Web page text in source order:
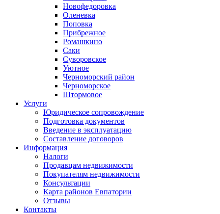
Новофедоровка
Оленевка
Поповка
Прибрежное
Ромашкино
Саки
Суворовское
Уютное
Черноморский район
Черноморское
Штормовое
Услуги
Юридическое сопровождение
Подготовка документов
Введение в эксплуатацию
Составление договоров
Информация
Налоги
Продавцам недвижимости
Покупателям недвижимости
Консультации
Карта районов Евпатории
Отзывы
Контакты